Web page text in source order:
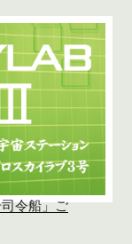
令船」ご